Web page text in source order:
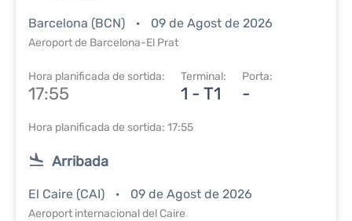
Barcelona (BCN) 09 de Agost de 2026
Aeroport de Barcelona-El Prat
Hora planificada de sortida:
17:55
Terminal:
1 - T1
Porta:
-
Hora planificada de sortida: 17:55
Arribada
El Caire (CAI) 09 de Agost de 2026
Aeroport internacional del Caire